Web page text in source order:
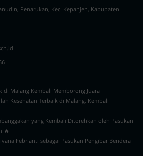
Penarukan, Kec. Kepanjen, Kabupaten
di Malang Kembali Memborong Juara
Kesehatan Terbaik di Malang, Kembali
yang Kembali Ditorehkan oleh Pasukan
🔥
Febrianti sebagai Pasukan Pengibar Bendera